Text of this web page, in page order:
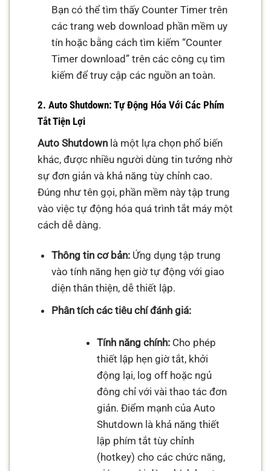
Bạn có thể tìm thấy Counter Timer trên
các trang web download phần mềm uy
tín hoặc bằng cách tìm kiếm “Counter
Timer download” trên các công cụ tìm
kiếm để truy cập các nguồn an toàn.
2. Auto Shutdown: Tự Động Hóa Với Các Phím
Tắt Tiện Lợi
Auto Shutdown là một lựa chọn phổ biến
khác, được nhiều người dùng tin tưởng nhờ
sự đơn giản và khả năng tùy chỉnh cao.
Đúng như tên gọi, phần mềm này tập trung
vào việc tự động hóa quá trình tắt máy một
cách dễ dàng.
Thông tin cơ bản:Ứng dụng tập trung
vào tính năng hẹn giờ tự động với giao
diện thân thiện, dễ thiết lập.
Phân tích các tiêu chí đánh giá:
Tính năng chính:Cho phép
thiết lập hẹn giờ tắt, khởi
động lại, log off hoặc ngủ
đông chỉ với vài thao tác đơn
giản. Điểm mạnh của Auto
Shutdown là khả năng thiết
lập phím tắt tùy chỉnh
(hotkey) cho các chức năng,